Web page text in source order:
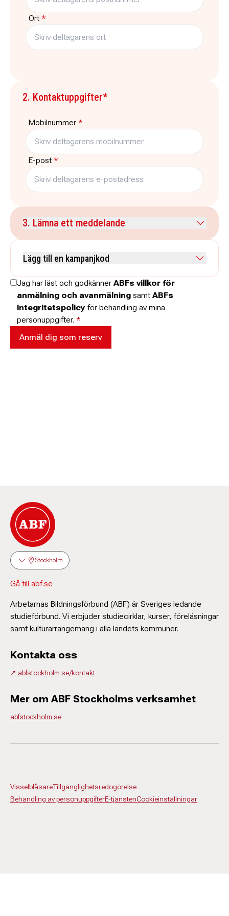
Ort *
2. Kontaktuppgifter*
Mobilnummer *
E-post *
3. Lämna ett meddelande
Lägg till en kampanjkod
Skriv koden utan mellanslag och skriv stora och små bokstäver när
de anges.
Jag har läst och godkänner ABFs villkor för
anmälning och avanmälning samt ABFs
integritetspolicy för behandling av mina
personuppgifter. *
Stockholm
Gå till abf.se
Arbetarnas Bildningsförbund (ABF) är Sveriges ledande
studieförbund. Vi erbjuder studiecirklar, kurser, föreläsningar
samt kulturarrangemang i alla landets kommuner.
Kontakta oss
↗️ abfstockholm.se/kontakt
Mer om ABF Stockholms verksamhet
abfstockholm.se
VisselblåsareTillgänglighetsredogörelse
Behandling av personuppgifterE-tjänstenCookieinställningar